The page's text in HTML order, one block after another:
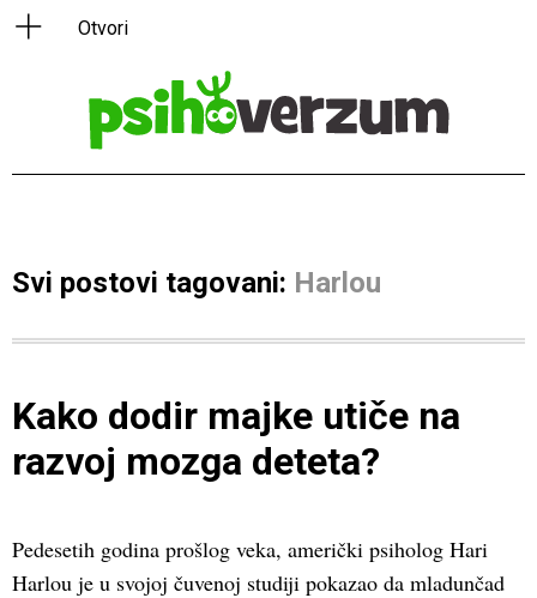
Svi postovi tagovani: Harlou
Kako dodir majke utiče na
razvoj mozga deteta?
Pedesetih godina prošlog veka, američki psiholog Hari
Harlou je u svojoj čuvenoj studiji pokazao da mladunčad